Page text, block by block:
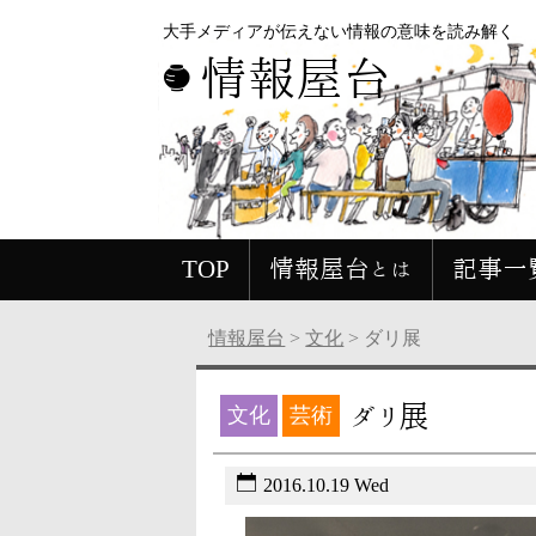
大手メディアが伝えない情報の意味を読み解く
情報屋台
TOP 情報屋台とは 記事一
情報屋台 >文化 > ダリ展
文化 芸術 ダリ展
2016.10.19 Wed